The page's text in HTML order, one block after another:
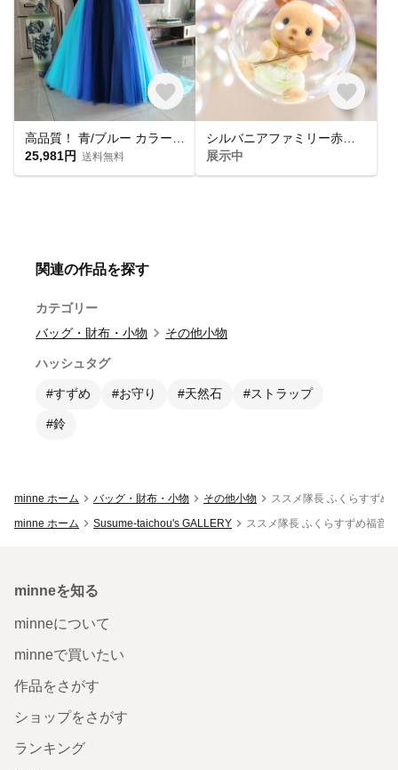
25,981円 送料無料
展示中
関連の作品を探す
カテゴリー
バッグ・財布・小物
その他小物
ハッシュタグ
#すずめ #お守り #天然石 #ストラップ
#鈴
minne ホーム バッグ・財布・小物 その他小物
ススメ隊長 ふくらすずめ
minne ホーム
Susume-taichou's GALLERY ススメ隊長 ふくらすずめ福音
minneを知る
minneについて
minneで買いたい
作品をさがす
ショップをさがす
ランキング